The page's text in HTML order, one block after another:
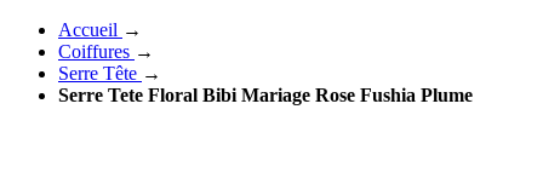
Accueil →
Coiffures →
Serre Tête →
Serre Tete Floral Bibi Mariage Rose Fushia Plume